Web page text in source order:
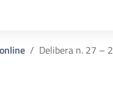
Delibera n. 27 –